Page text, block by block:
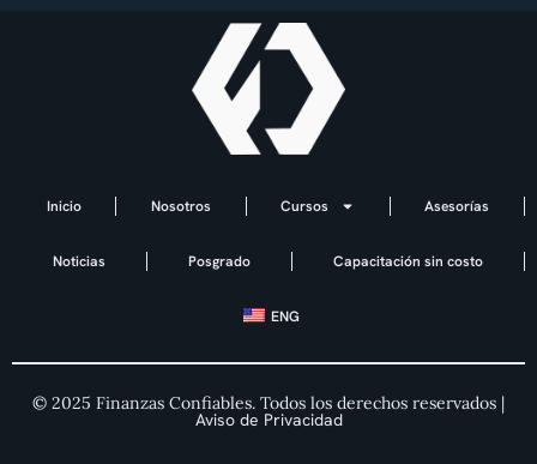
Inicio Nosotros Cursos Asesorías
Noticias Posgrado Capacitación sin costo
ENG
© 2025 Finanzas Confiables. Todos los derechos reservados |
Aviso de Privacidad